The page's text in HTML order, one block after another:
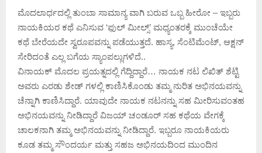
ಮೊದಲಾರ್ಧದಲ್ಲಿ ತುಂಬಾ ಸಾಮಾನ್ಯ ವಾಗಿ ಬರುವ ಒಬ್ಬ ಹೀರೋ – ಇಬ್ಬರು
ನಾಯಕಿಯರ ಕಥೆ ಎನಿಸುವ ‘ಫುಲ್ ಮೀಲ್ಸ್’ ಮಧ್ಯಂತರಕ್ಕೆ ಮುಂಚೆಯೇ
ಕಥೆ ಬೇರೆಯದೇ ಸ್ವರೂಪವನ್ನು ಪಡೆಯುತ್ತದೆ. ಹಾಸ್ಯ, ಸೆಂಟಿಮೆಂಟ್, ಆಕ್ಷನ್
ಸೇರಿದಂತೆ ಎಲ್ಲ ಬಗೆಯ ಸ್ಯಾಂಪಲ್ಲುಗಳಿದೆ..
ವಿನಾಯಕ್ ಮೊದಲ ಪ್ರಯತ್ನದಲ್ಲಿ ಗೆದ್ದಿದ್ದಾರೆ… ನಾಯಕ ನಟ ಲಿಖಿತ್ ಶೆಟ್ಟಿ
ಅವರು ಎರಡು ಶೇಡ್ ಗಳಲ್ಲಿ ಕಾಣಿಸಿಕೊಂಡು ತಮ್ಮ ನುರಿತ ಅಭಿನಯವನ್ನು
ಚೆನ್ನಾಗಿ ಕಾಣಿಸಿದ್ದಾರೆ. ಯಾವುದೇ ನಾಯಕ ನಟನನ್ನು ಸಹ ಮೀರಿಸುವಂತಹ
ಅಭಿನಯವನ್ನು ನೀಡಿದ್ದಾರೆ ವಿಜಯ್ ಚಂಡೂರ್ ಸಹ ಕಥೆಯ ವೇಗಕ್ಕೆ
ಚಾಲಕನಾಗಿ ತಮ್ಮ ಅಭಿನಯವನ್ನು ನೀಡಿದ್ದಾರೆ. ಇಬ್ಬರೂ ನಾಯಕಿಯರು
ಕೂಡ ತಮ್ಮ ಸೌಂದರ್ಯ ಮತ್ತು ಸಹಜ ಅಭಿನಯದಿಂದ ಮುಂದಿನ